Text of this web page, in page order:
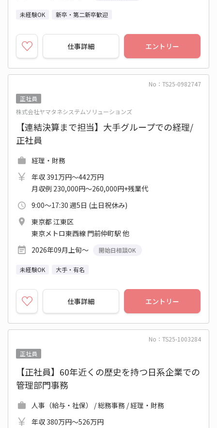
未経験OK 新卒・第二新卒歓迎
仕事詳細 エントリー
No：TS25-0982747
正社員
株式会社ヤマタネシステムソリューションズ
【連結決算まで担当】大手グループでの経理/
正社員
経理・財務
年収 391万円～442万円
月収例 230,000円～260,000円+残業代
9:00～17:30 週5日 (土日祝休み)
東京都 江東区
東京メトロ東西線 門前仲町駅 他
2026年09月上旬～
開始日相談OK
未経験OK 大手・有名
仕事詳細 エントリー
No：TS25-1003284
正社員
【正社員】60年近くの歴史を持つ日系企業での
管理部門事務
人事（給与・社保） / 総務事務 / 経理・財務
年収 380万円～526万円